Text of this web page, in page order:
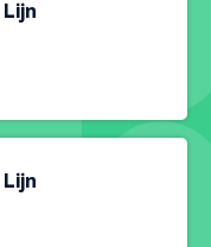
Lijn
Lijn